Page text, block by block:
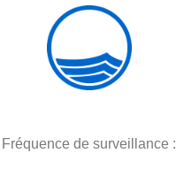
Fréquence de surveillance :